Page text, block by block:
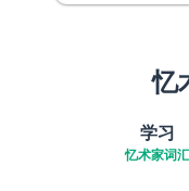
忆
学习
忆术家词汇